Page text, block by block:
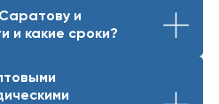
и
и какие сроки?